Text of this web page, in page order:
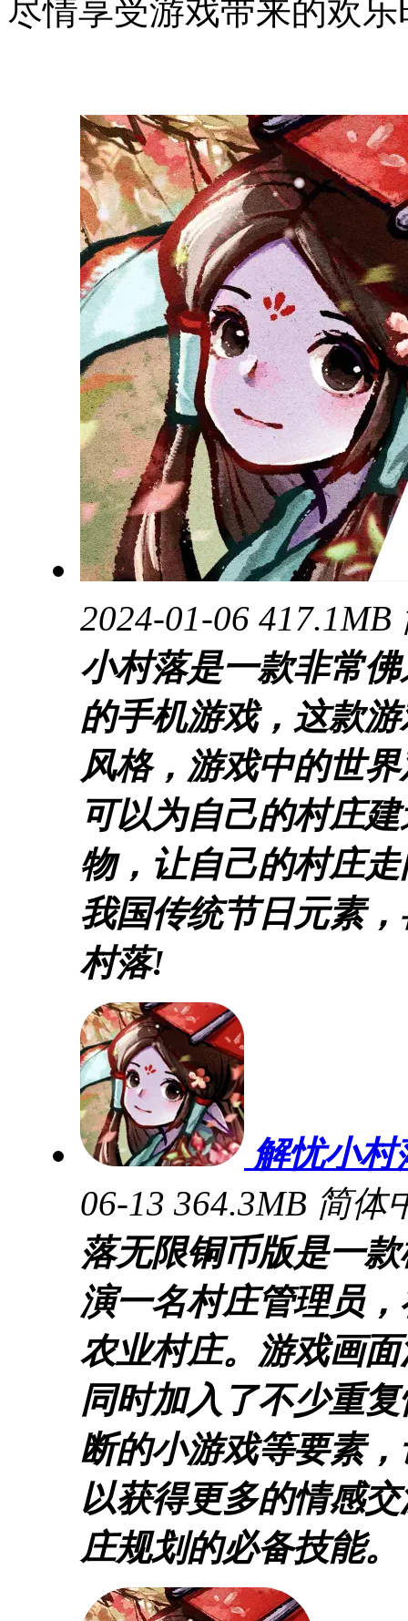
尽情享受游戏带来的欢乐
2024-01-06 417.1MB
小村落是一款非常
的手机游戏，这款
风格，游戏中的世
可以为自己的村庄
物，让自己的村庄
我国传统节日元素
村落!
解忧小村
06-13 364.3MB 简体
落无限铜币版是一
演一名村庄管理员
农业村庄。游戏画
同时加入了不少重
断的小游戏等要素
以获得更多的情感
庄规划的必备技能。